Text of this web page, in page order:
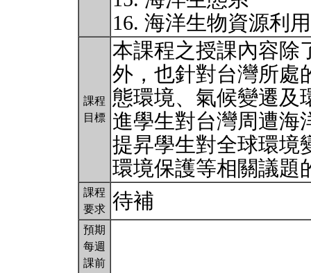
16. 海洋生物資源利
課程
目標
本課程之授課內容除
外，也針對台灣所處
態環境、氣候變遷及
進學生對台灣周遭海
提昇學生對全球環境
環境保護等相關議
課程
要求 待補
預期
每週
課前